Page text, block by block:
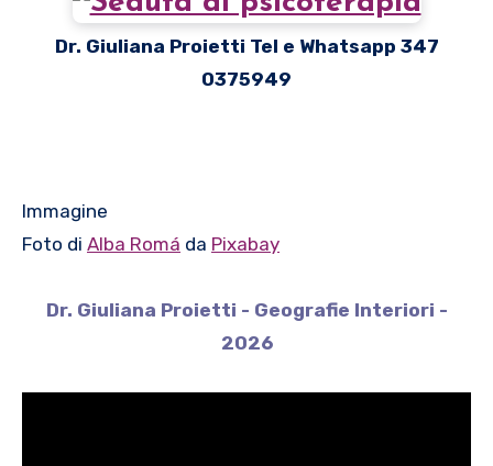
Dr. Giuliana Proietti Tel e Whatsapp 347
0375949
Immagine
Foto di Alba Romá da Pixabay
Dr. Giuliana Proietti - Geografie Interiori -
2026